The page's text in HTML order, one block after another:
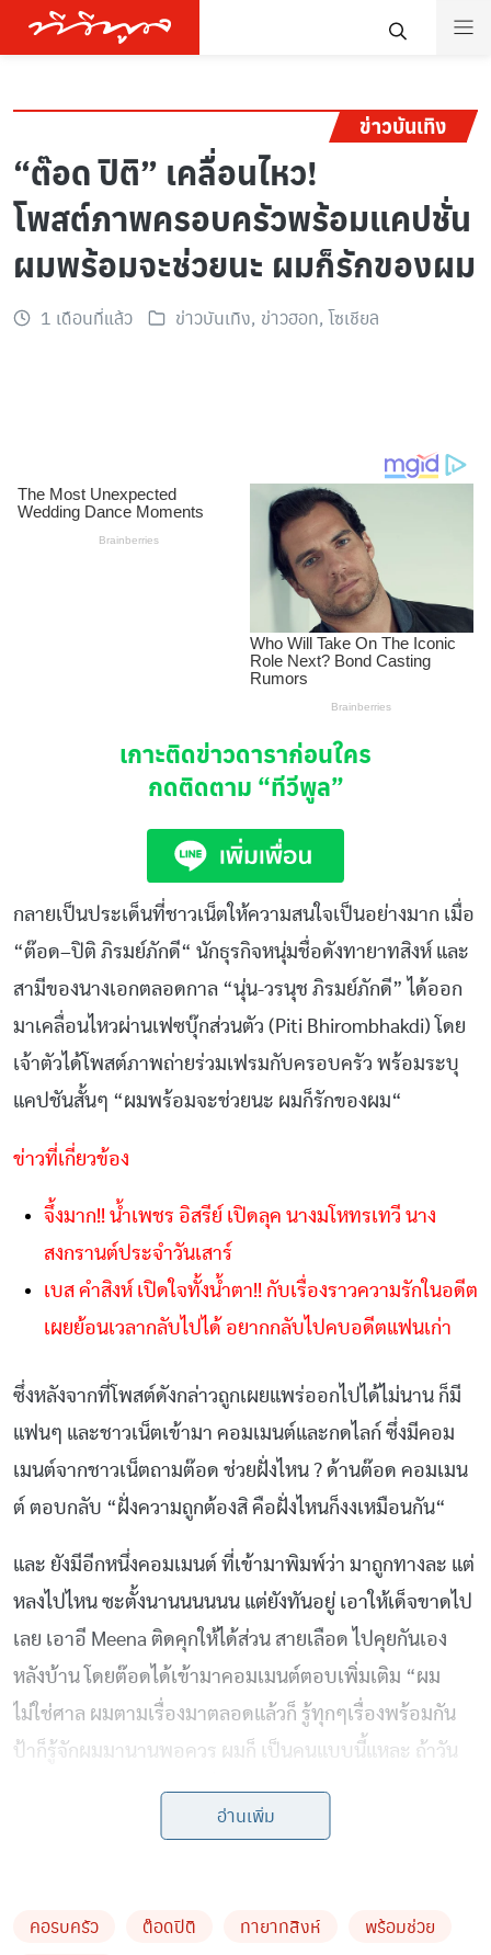
ข่าวบันเทิง
“ต๊อด ปิติ” เคลื่อนไหว!
โพสต์ภาพครอบครัวพร้อมแคปชั่น
ผมพร้อมจะช่วยนะ ผมก็รักของผม
1 เดือนที่แล้ว ข่าวบันเทิง, ข่าวฮอท, โซเชียล
เกาะติดข่าวดาราก่อนใคร
กดติดตาม “ทีวีพูล”
กลายเป็นประเด็นที่ชาวเน็ตให้ความสนใจเป็นอย่างมาก เมื่อ
“ต๊อด–ปิติ ภิรมย์ภักดี“ นักธุรกิจหนุ่มชื่อดังทายาทสิงห์ และ
สามีของนางเอกตลอดกาล “นุ่น-วรนุช ภิรมย์ภักดี” ได้ออก
มาเคลื่อนไหวผ่านเฟซบุ๊กส่วนตัว (Piti Bhirombhakdi) โดย
เจ้าตัวได้โพสต์ภาพถ่ายร่วมเฟรมกับครอบครัว พร้อมระบุ
แคปชันสั้นๆ “ผมพร้อมจะช่วยนะ ผมก็รักของผม“
ข่าวที่เกี่ยวข้อง
จึ้งมาก!! น้ำเพชร อิสรีย์ เปิดลุค นางมโหทรเทวี นาง
สงกรานต์ประจำวันเสาร์
เบส คำสิงห์ เปิดใจทั้งน้ำตา!! กับเรื่องราวความรักในอดีต
เผยย้อนเวลากลับไปได้ อยากกลับไปคบอดีตแฟนเก่า
ซึ่งหลังจากที่โพสต์ดังกล่าวถูกเผยแพร่ออกไปได้ไม่นาน ก็มี
แฟนๆ และชาวเน็ตเข้ามา คอมเมนต์และกดไลก์ ซึ่งมีคอม
เมนต์จากชาวเน็ตถามต๊อด ช่วยฝั่งไหน ? ด้านต๊อด คอมเมน
ต์ ตอบกลับ “ฝั่งความถูกต้องสิ คือฝั่งไหนก็งงเหมือนกัน“
และ ยังมีอีกหนึ่งคอมเมนต์ ที่เข้ามาพิมพ์ว่า มาถูกทางละ แต่
หลงไปไหน ซะตั้งนานนนนนน แต่ยังทันอยู่ เอาให้เด็จขาดไป
เลย เอาอี Meena ติดคุกให้ได้ส่วน สายเลือด ไปคุยกันเอง
หลังบ้าน โดยต๊อดได้เข้ามาคอมเมนต์ตอบเพิ่มเติม “ผม
ไม่ใช่ศาล ผมตามเรื่องมาตลอดแล้วก็ รู้ทุกๆเรื่องพร้อมกัน
ป้าก็รู้จักผมมานานพอควร ผมก็ เป็นคนแบบนี้แหละ ถ้าวัน
นึงผมพูดได้ผมจะพูดทุกเรื่องเลยสัญญา
ต่อมาทางด้านต๊อด ได้โพสต์เติมชี้แจง ถึงโพสต์เจ้าปัญหา
เคยพาดพิงใคร แค่ชอบเพจนี้ ดูขี้เมาเหมือนผมดี”
อ่านเพิ่ม
คอรบครัว ต๊อดปิติ ทายาทสิงห์
พร้อมช่วย